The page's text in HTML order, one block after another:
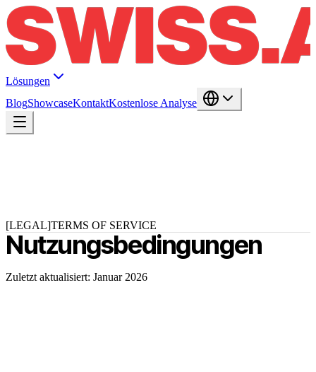
Lösungen
BlogShowcaseKontaktKostenlose Analyse
[LEGAL]TERMS OF SERVICE
Nutzungsbedingungen
Zuletzt aktualisiert: Januar 2026